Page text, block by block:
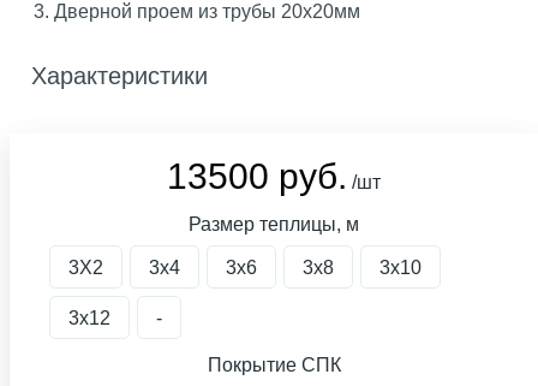
3. Дверной проем из трубы 20х20мм
Характеристики
13500 руб. /шт
Размер теплицы, м
3X2 3х4 3х6 3х8 3х10
3х12 -
Покрытие СПК